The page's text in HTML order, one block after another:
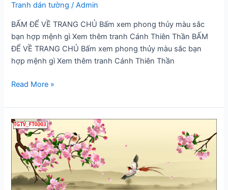
Tranh dán tường /Admin
BẤM ĐỂ VỀ TRANG CHỦ Bấm xem phong thủy màu sắc
bạn hợp mệnh gì Xem thêm tranh Cánh Thiên Thần BẤM
ĐỂ VỀ TRANG CHỦ Bấm xem phong thủy màu sắc bạn
hợp mệnh gì Xem thêm tranh Cánh Thiên Thần
Tranh
lý
trường
thành
đẹp
nhất
2026
Read More »